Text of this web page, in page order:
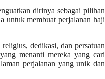
dirinya sebagai pilihan
untuk membuat perjalanan haji
dedikasi, dan persatuan
menanti mereka yang cari
perjalanan yang unik dan